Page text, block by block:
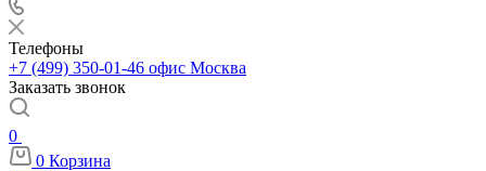
Телефоны
+7 (499) 350-01-46 офис Москва
Заказать звонок
0
0 Корзина